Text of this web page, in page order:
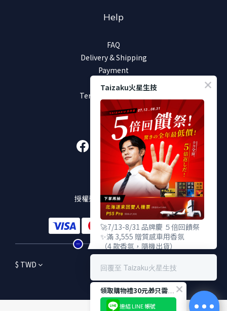
Help
FAQ
Delivery & Shipping
Payment
Return Policy
Terms & Conditions
加入好友
販售通路
授權通路及實體販售店點
$ TWD
Taizaku火星生技
🚀7/13-8/31 品牌慶 ５倍回饋祭
✨滿 3,555 贈質感車用香氛
（4 款香氛，隨機出貨）
✨滿 5,555 贈TENGA 雙重杯
✨滿 9,555 贈武倍對策 Gold
（價值 $2,380，限量100份）
🎁 下單登錄發票抽：
北海道雙人機票、PS5 Pro
回覆至 Taizaku火星生技
領取購物禮30元🎁只需3秒！
連結 LINE 帳號